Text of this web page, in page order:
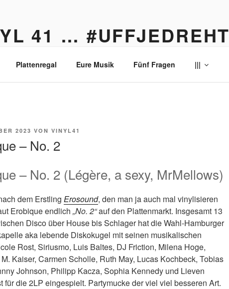
41 … #UFFJEDREHT
Plattenregal Eure Musik Fünf Fragen |||
2023 VON VINYL41
– No. 2
– No. 2 (Légère, a sexy, MrMellows)
dem Erstling Erosound, den man ja auch mal vinylisieren
Erobique endlich „No. 2“auf den Plattenmarkt. Insgesamt 13
Disco über House bis Schlager hat die Wahl-Hamburger
aka lebende Diskokugel mit seinen musikalischen
Rost, Siriusmo, Luis Baltes, DJ Friction, Milena Hoge,
Kaiser, Carmen Scholle, Ruth May, Lucas Kochbeck, Tobias
Johnson, Philipp Kacza, Sophia Kennedy und Lieven
für die 2LP eingespielt. Partymucke der viel viel besseren Art.